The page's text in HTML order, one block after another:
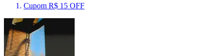
Cupom R$ 15 OFF